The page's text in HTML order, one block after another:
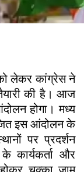
लेकर कांग्रेस ने
की है। आज
होगा। मध्य
इस आंदोलन के
पर प्रदर्शन
कार्यकर्ता और